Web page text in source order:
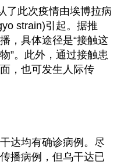
了此次疫情由埃博拉病
strain)引起。据推
，具体途径是“接触这
”。此外，通过接触患
，也可发生人际传
达均有确诊病例。尽
播病例，但乌干达已